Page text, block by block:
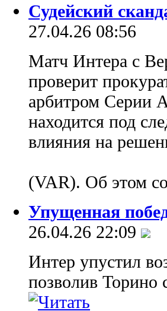
Судейский
27.04.26 08:56
Матч Интера с
проверит
арбитром Серии
находится под
влияния на
(VAR). Об этом
Упущенная
26.04.26 22:09
Интер упустил
позволив Торино